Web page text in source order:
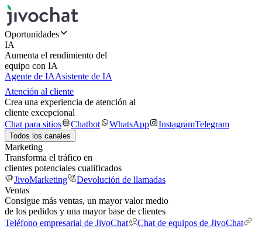
Oportunidades
IA
Aumenta el rendimiento del
equipo con IA
Agente de IAAsistente de IA
Atención al cliente
Crea una experiencia de atención al
cliente excepcional
Chat para sitios
Chatbot WhatsApp InstagramTelegram
Todos los canales
Marketing
Transforma el tráfico en
clientes potenciales cualificados
JivoMarketing
Devolución de llamadas
Ventas
Consigue más ventas, un mayor valor medio
de los pedidos y una mayor base de clientes
Teléfono empresarial de JivoChat
Chat de equipos de JivoChat